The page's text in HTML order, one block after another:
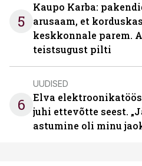
5
Kaupo Karba:
arusaam, et
keskkonnale parem.
teistsugust pilti
6
UUDISED
Elva
juhi ettevõtte seest.
astumine oli minu